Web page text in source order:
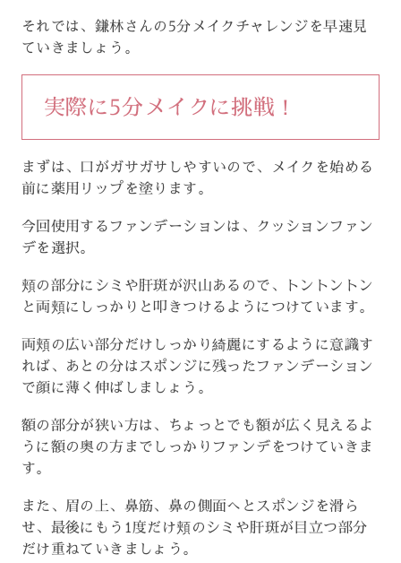
それでは、鎌林さんの5分メイクチャレンジを早速見
ていきましょう。
実際に5分メイクに挑戦！
まずは、口がガサガサしやすいので、メイクを始める
前に薬用リップを塗ります。
今回使用するファンデーションは、クッションファン
デを選択。
頬の部分にシミや肝斑が沢山あるので、トントントン
と両頬にしっかりと叩きつけるようにつけています。
両頬の広い部分だけしっかり綺麗にするように意識す
れば、あとの分はスポンジに残ったファンデーション
で顔に薄く伸ばしましょう。
額の部分が狭い方は、ちょっとでも額が広く見えるよ
うに額の奥の方までしっかりファンデをつけていきま
す。
また、眉の上、鼻筋、鼻の側面へとスポンジを滑ら
せ、最後にもう1度だけ頬のシミや肝斑が目立つ部分
だけ重ねていきましょう。